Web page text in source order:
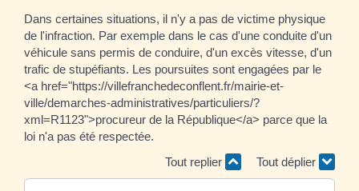
Dans certaines situations, il n'y a pas de victime physique
de l'infraction. Par exemple dans le cas d'une conduite d'un
véhicule sans permis de conduire, d'un excès vitesse, d'un
trafic de stupéfiants. Les poursuites sont engagées par le
<a href="https://villefranchedeconflent.fr/mairie-et-
ville/demarches-administratives/particuliers/?
xml=R1123">procureur de la République</a> parce que la
loi n'a pas été respectée.
Tout replier
Tout déplier